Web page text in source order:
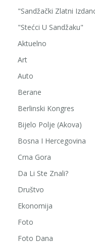
"Sandžački Zlatni
"Stećci U Sandžaku"
Aktuelno
Art
Auto
Berane
Berlinski Kongres
Bijelo Polje (Akova)
Bosna I Hercegovina
Crna Gora
Da Li Ste Znali?
Društvo
Ekonomija
Foto
Foto Dana